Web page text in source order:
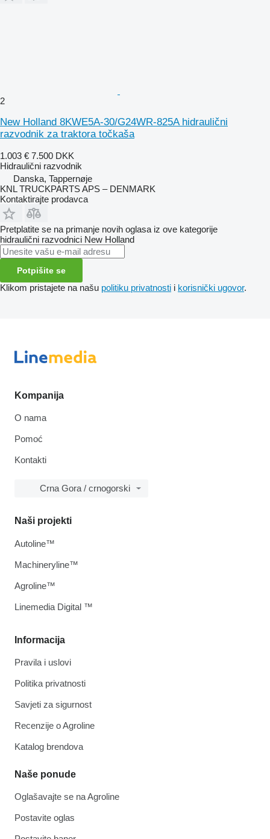
2
New Holland 8KWE5A-30/G24WR-825A hidraulični
razvodnik za traktora točkaša
1.003 € 7.500 DKK
Hidraulični razvodnik
Danska, Tappernøje
KNL TRUCKPARTS APS – DENMARK
Kontaktirajte prodavca
Pretplatite se na primanje novih oglasa iz ove kategorije
hidraulični razvodnici New Holland
Potpišite se
Klikom pristajete na našu politiku privatnosti i korisnički ugovor.
Kompanija
O nama
Pomoć
Kontakti
Crna Gora / crnogorski
Informacija
Pravila i uslovi
Politika privatnosti
Savjeti za sigurnost
Recenzije o Agroline
Katalog brendova
Naše ponude
Oglašavajte se na Agroline
Postavite oglas
Naši projekti
Autoline™
Machineryline™
Agroline™
Linemedia Digital ™